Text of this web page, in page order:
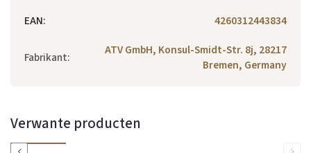
EAN: 4260312443834
Fabrikant:
ATV GmbH, Konsul-Smidt-Str. 8j, 28217
Bremen, Germany
Verwante producten
Previous Next